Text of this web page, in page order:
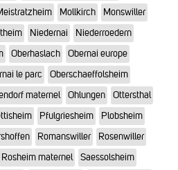
Mollkirch
Monswiller
Niedernai
Niederroedern
Oberhaslach
Obernai europe
le parc
Oberschaeffolsheim
maternel Ohlungen
Ottersthal
Pfulgriesheim
Plobsheim
Romanswiller
Rosenwiller
Rosheim maternel Saessolsheim